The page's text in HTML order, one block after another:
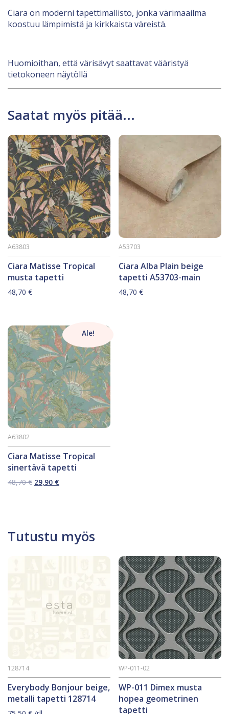
Ciara on moderni tapettimallisto, jonka värimaailma
koostuu lämpimistä ja kirkkaista väreistä.
Huomioithan, että värisävyt saattavat vääristyä
tietokoneen näytöllä
Saatat myös pitää...
Ciara Matisse Tropical
musta tapetti
A63803
48,70 €
Ciara Alba Plain beige
tapetti A53703-main
A53703
48,70€
Ale!
Ciara Matisse Tropical
sinertävä tapetti
A63802
48,70€ Alkuperäinen
29,90 €Nykyinen
Tutustu myös
Everybody Bonjour beige,
metalli tapetti 128714
128714
WP-011 Dimex musta
hopea geometrinen
tapetti
WP-011-02